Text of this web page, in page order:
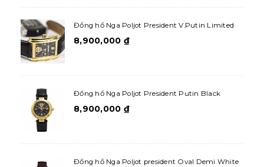
Đồng hồ Nga Poljot President V.Putin Limited
8,900,000 ₫
Đồng hồ Nga Poljot President Putin Black
8,900,000 ₫
Đồng hồ Nga Poljot president Oval Demi White